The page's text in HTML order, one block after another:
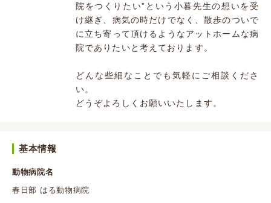
院をつくりたい”という小暮先生の想いを受
け継ぎ、病気の時だけでなく、散歩のついで
に立ち寄って頂けるようなアットホームな病
院でありたいと考えております。
どんな些細なことでも気軽にご相談くださ
い。
どうぞよろしくお願いいたします。
基本情報
動物病院名
春日部 はる動物病院